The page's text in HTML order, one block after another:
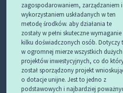
zagospodarowaniem, zarządzaniem i
wykorzystaniem uskładanych w ten
metodę środków. aby działania te
zostały w pełni skuteczne wymaganie
kilku doświadczonych osób. Dotyczy
w ogromnej mierze wszystkich dużych
projektów inwestycyjnych, co do
został sporządzony projekt
o dotacje unijne. Jest to jedno z
podstawowych i najbardziej